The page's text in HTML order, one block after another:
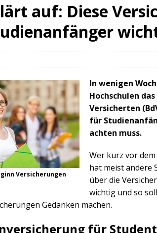
auf: Diese
Versicherungen
In wenigen
Hochschulen
Versicherten
für
achten muss.
Wer kurz vor
hat meist andere
über die
wichtig und so
Gedanken machen.
für